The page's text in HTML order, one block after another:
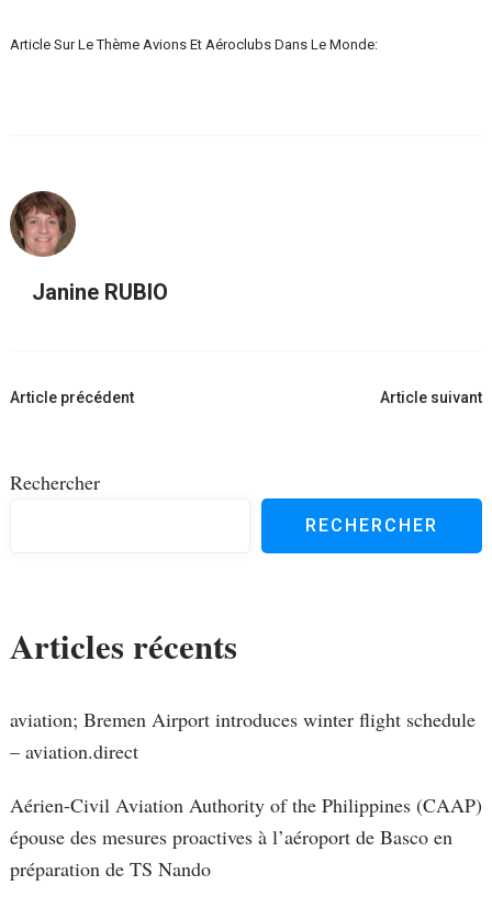
Article Sur Le Thème Avions Et Aéroclubs Dans Le Monde:
Janine RUBIO
Navigation
Article précédent Article suivant
Rechercher
RECHERCHER
Articles récents
aviation; Bremen Airport introduces winter flight schedule
– aviation.direct
Aérien-Civil Aviation Authority of the Philippines (CAAP)
épouse des mesures proactives à l’aéroport de Basco en
préparation de TS Nando